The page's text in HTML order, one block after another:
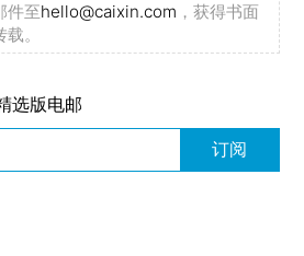
件至hello@caixin.com ，获得书面
。
选版电邮
订阅